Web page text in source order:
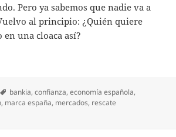
Pero ya sabemos que nadie va a
al principio: ¿Quién quiere
una cloaca así?
Etiquetas
bankia,confianza,economía española,
, marca españa, mercados, rescate